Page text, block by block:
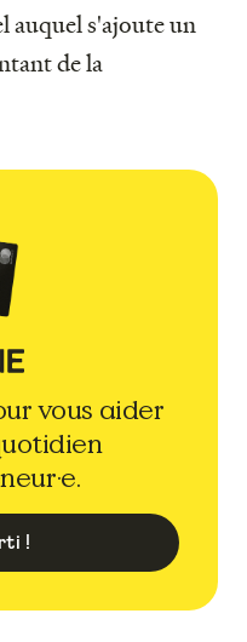
auquel s'ajoute un
de la
vous aider
!